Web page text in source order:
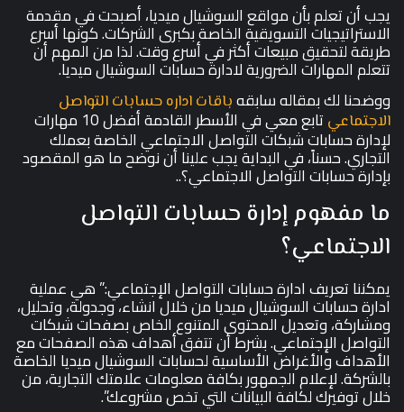
يجب أن تعلم بأن مواقع السوشيال ميديا، أصبحت في مقدمة
الاستراتيجيات التسويقية الخاصة بكبرى الشركات. كونها أسرع
طريقة لتحقيق مبيعات أكثر في أسرع وقت. لذا من المهم أن
تتعلم المهارات الضرورية لادارة حسابات السوشيال ميديا.
ووضحنا لك بمقاله سابقهباقات اداره حسابات التواصل
الاجتماعي
تابع معي في الأسطر القادمة أفضل 10 مهارات
لإدارة حسابات شبكات التواصل الاجتماعي الخاصة بعملك
التجاري. حسناً، في البداية يجب علينا أن نوضح ما هو المقصود
بإدارة حسابات التواصل الاجتماعي؟..
ما مفهوم إدارة حسابات التواصل
الاجتماعي؟
يمكننا تعريف ادارة حسابات التواصل الإجتماعي:” هي عملية
ادارة حسابات السوشيال ميديا من خلال انشاء، وجدولة، وتحليل،
ومشاركة، وتعديل المحتوى المتنوع الخاص بصفحات شبكات
التواصل الإجتماعي. بشرط أن تتفق أهداف هذه الصفحات مع
الأهداف والأغراض الأساسية لحسابات السوشيال ميديا الخاصة
بالشركة. لإعلام الجمهور بكافة معلومات علامتك التجارية، من
خلال توفيرك لكافة البيانات التي تخص مشروعك”.